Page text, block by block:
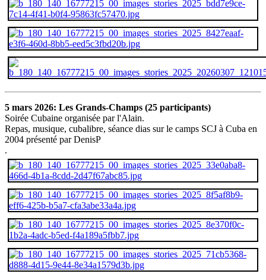
5 mars 2026: Les Grands-Champs (25 participants)
Soirée Cubaine organisée par l'Alain.
Repas, musique, cubalibre, séance dias sur le camps SCJ à Cuba en
2004 présenté par DenisP
.